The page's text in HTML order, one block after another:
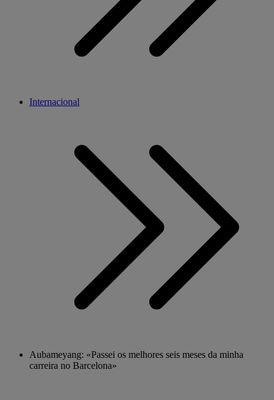
Internacional
Aubameyang: «Passei os melhores seis meses da minha
carreira no Barcelona»